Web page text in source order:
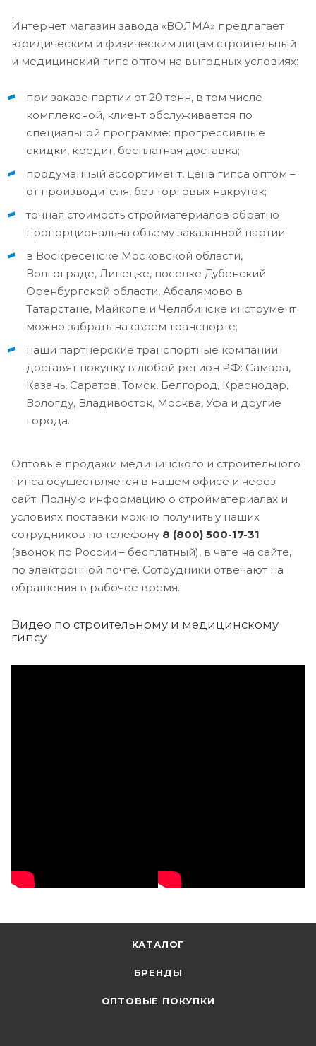
Интернет магазин завода «ВОЛМА» предлагает
юридическим и физическим лицам строительный
и медицинский гипс оптом на выгодных условиях:
при заказе партии от 20 тонн, в том числе
комплексной, клиент обслуживается по
специальной программе: прогрессивные
скидки, кредит, бесплатная доставка;
продуманный ассортимент, цена гипса оптом –
от производителя, без торговых накруток;
точная стоимость стройматериалов обратно
пропорциональна объему заказанной партии;
в Воскресенске Московской области,
Волгограде, Липецке, поселке Дубенский
Оренбургской области, Абсалямово в
Татарстане, Майкопе и Челябинске инструмент
можно забрать на своем транспорте;
наши партнерские транспортные компании
доставят покупку в любой регион РФ: Самара,
Казань, Саратов, Томск, Белгород, Краснодар,
Вологду, Владивосток, Москва, Уфа и другие
города.
Оптовые продажи медицинского и строительного
гипса осуществляется в нашем офисе и через
сайт. Полную информацию о стройматериалах и
условиях поставки можно получить у наших
сотрудников по телефону 8 (800) 500-17-31
(звонок по России – бесплатный), в чате на сайте,
по электронной почте. Сотрудники отвечают на
обращения в рабочее время.
Видео по строительному и медицинскому
гипсу
КАТАЛОГ
БРЕНДЫ
ОПТОВЫЕ ПОКУПКИ